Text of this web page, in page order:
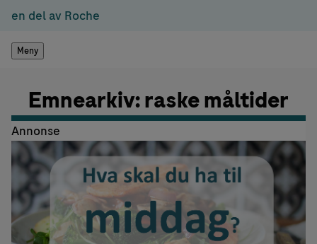
en del av Roche
Meny
Emnearkiv: raske måltider
Annonse